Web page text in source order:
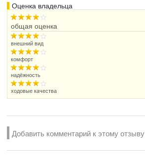
Оценка владельца
общая оценка
внешний вид
комфорт
надёжность
ходовые качества
Добавить комментарий к этому отзыву